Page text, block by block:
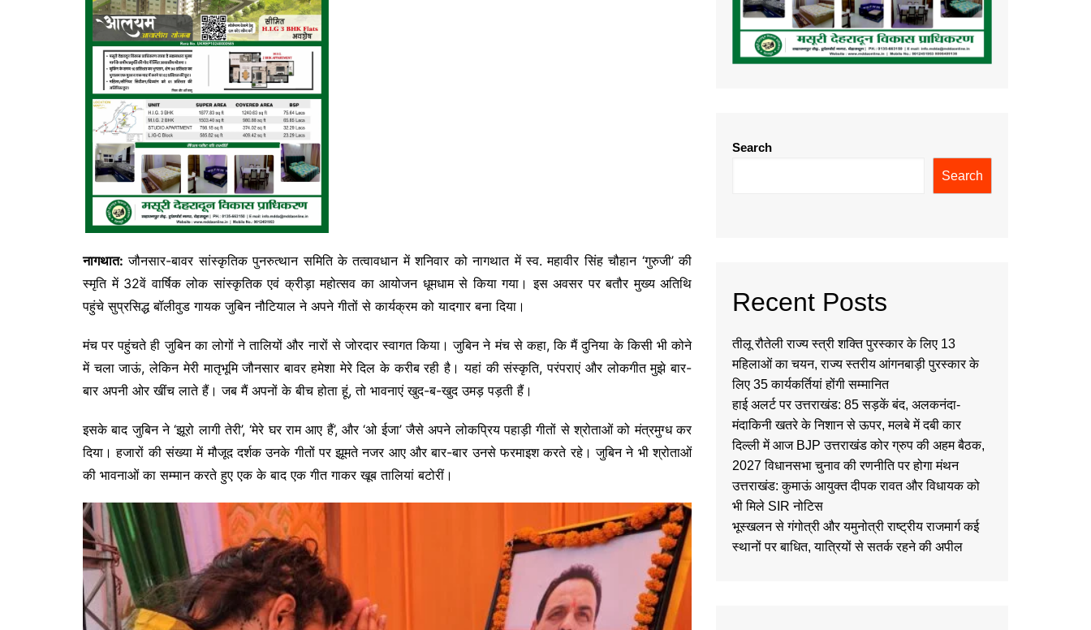
नागथात: जौनसार-बावर सांस्कृतिक पुनरुत्थान समिति के तत्वावधान में शनिवार को नागथात में स्व. महावीर सिंह चौहान ‘गुरुजी’ की
स्मृति में 32वें वार्षिक लोक सांस्कृतिक एवं क्रीड़ा महोत्सव का आयोजन धूमधाम से किया गया। इस अवसर पर बतौर मुख्य अतिथि
पहुंचे सुप्रसिद्ध बॉलीवुड गायक जुबिन नौटियाल ने अपने गीतों से कार्यक्रम को यादगार बना दिया।
मंच पर पहुंचते ही जुबिन का लोगों ने तालियों और नारों से जोरदार स्वागत किया। जुबिन ने मंच से कहा, कि मैं दुनिया के किसी भी कोने
में चला जाऊं, लेकिन मेरी मातृभूमि जौनसार बावर हमेशा मेरे दिल के करीब रही है। यहां की संस्कृति, परंपराएं और लोकगीत मुझे बार-
बार अपनी ओर खींच लाते हैं। जब मैं अपनों के बीच होता हूं, तो भावनाएं खुद-ब-खुद उमड़ पड़ती हैं।
इसके बाद जुबिन ने ‘झूरो लागी तेरी’, ‘मेरे घर राम आए हैं’, और ‘ओ ईजा’ जैसे अपने लोकप्रिय पहाड़ी गीतों से श्रोताओं को मंत्रमुग्ध कर
दिया। हजारों की संख्या में मौजूद दर्शक उनके गीतों पर झूमते नजर आए और बार-बार उनसे फरमाइश करते रहे। जुबिन ने भी श्रोताओं
की भावनाओं का सम्मान करते हुए एक के बाद एक गीत गाकर खूब तालियां बटोरीं।
Search
Search
Recent Posts
तीलू रौतेली राज्य स्त्री शक्ति पुरस्कार के लिए 13
महिलाओं का चयन, राज्य स्तरीय आंगनबाड़ी पुरस्कार के
लिए 35 कार्यकर्तियां होंगी सम्मानित
हाई अलर्ट पर उत्तराखंड: 85 सड़कें बंद, अलकनंदा-
मंदाकिनी खतरे के निशान से ऊपर, मलबे में दबी कार
दिल्ली में आज BJP उत्तराखंड कोर ग्रुप की अहम बैठक,
2027 विधानसभा चुनाव की रणनीति पर होगा मंथन
उत्तराखंड: कुमाऊं आयुक्त दीपक रावत और विधायक को
भी मिले SIR नोटिस
भूस्खलन से गंगोत्री और यमुनोत्री राष्ट्रीय राजमार्ग कई
स्थानों पर बाधित, यात्रियों से सतर्क रहने की अपील